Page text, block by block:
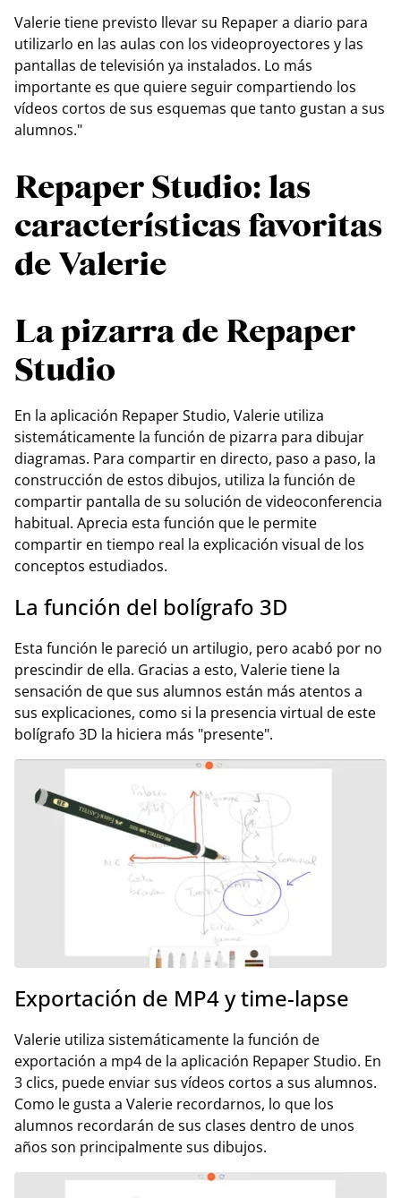
Valerie tiene previsto llevar su Repaper a diario para
utilizarlo en las aulas con los videoproyectores y las
pantallas de televisión ya instalados. Lo más
importante es que quiere seguir compartiendo los
vídeos cortos de sus esquemas que tanto gustan a sus
alumnos."
Repaper Studio: las
características favoritas
de Valerie
La pizarra de Repaper
Studio
En la aplicación Repaper Studio, Valerie utiliza
sistemáticamente la función de pizarra para dibujar
diagramas. Para compartir en directo, paso a paso, la
construcción de estos dibujos, utiliza la función de
compartir pantalla de su solución de videoconferencia
habitual. Aprecia esta función que le permite
compartir en tiempo real la explicación visual de los
conceptos estudiados.
La función del bolígrafo 3D
Esta función le pareció un artilugio, pero acabó por no
prescindir de ella. Gracias a esto, Valerie tiene la
sensación de que sus alumnos están más atentos a
sus explicaciones, como si la presencia virtual de este
bolígrafo 3D la hiciera más "presente".
Exportación de MP4 y time-lapse
Valerie utiliza sistemáticamente la función de
exportación a mp4 de la aplicación Repaper Studio. En
3 clics, puede enviar sus vídeos cortos a sus alumnos.
Como le gusta a Valerie recordarnos, lo que los
alumnos recordarán de sus clases dentro de unos
años son principalmente sus dibujos.